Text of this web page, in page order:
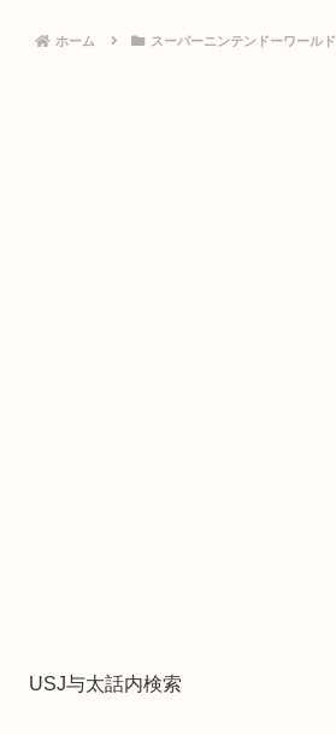
ホーム スーパーニンテンドーワールド
USJ与太話内検索